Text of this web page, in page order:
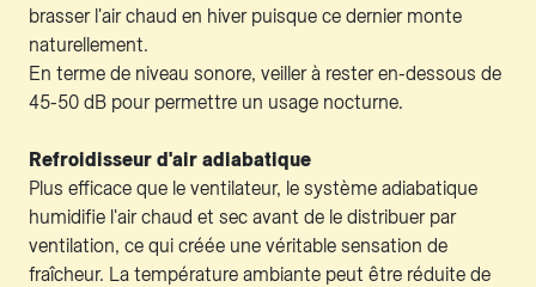
brasser l'air chaud en hiver puisque ce dernier monte
naturellement.
En terme de niveau sonore, veiller à rester en-dessous de
45-50 dB pour permettre un usage nocturne.
Refroidisseur d'air adiabatique
Plus efficace que le ventilateur, le système adiabatique
humidifie l'air chaud et sec avant de le distribuer par
ventilation, ce qui créée une véritable sensation de
fraîcheur. La température ambiante peut être réduite de